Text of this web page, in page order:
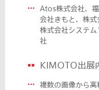
Atos株式会社、
会社きもと、株
株式会社システ
社
KIMOTO出展
複数の画像から